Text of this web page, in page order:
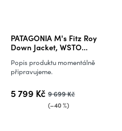
PATAGONIA M's Fitz Roy
Down Jacket, WSTO
5 799 Kč 9 699 Kč
(–40 %)
Popis produktu momentálně
připravujeme.